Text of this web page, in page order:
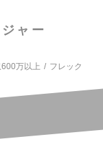
ャー
万以上
フレック